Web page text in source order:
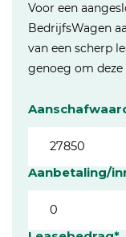
Voor een
BedrijfsWagen
van een scherp
genoeg om deze
Aanbetaling/